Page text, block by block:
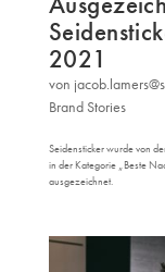
2021
von
Brand Stories
Seidensticker wurde von
in der Kategorie „Beste
ausgezeichnet.